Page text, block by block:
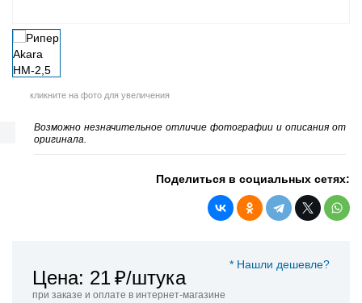
кликните на фото для увеличения
Возможно незначительное отличие фотографии и описания от
оригинала.
Поделиться в социальных сетях:
* Нашли дешевле?
Цена: 21₽/штука
при заказе и оплате в интернет-магазине